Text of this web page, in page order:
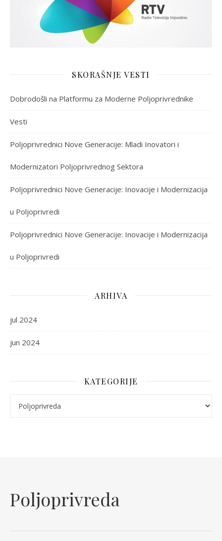
SKORAŠNJE VESTI
Dobrodošli na Platformu za Moderne Poljoprivrednike
Vesti
Poljoprivrednici Nove Generacije: Mladi Inovatori i
Modernizatori Poljoprivrednog Sektora
Poljoprivrednici Nove Generacije: Inovacije i Modernizacija
u Poljoprivredi
Poljoprivrednici Nove Generacije: Inovacije i Modernizacija
u Poljoprivredi
ARHIVA
jul 2024
jun 2024
KATEGORIJE
Poljoprivreda